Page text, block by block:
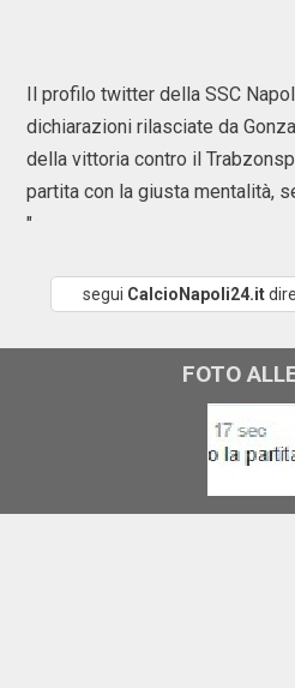
Il profilo twitter della SSC
dichiarazioni rilasciate da
della vittoria contro il
partita con la giusta mentalità,
"
segui CalcioNapoli24.it
FOTO